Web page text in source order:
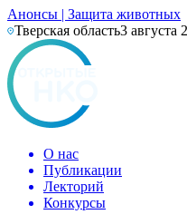
Анонсы | Защита животных
Тверская область3 августа
О нас
Публикации
Лекторий
Конкурсы